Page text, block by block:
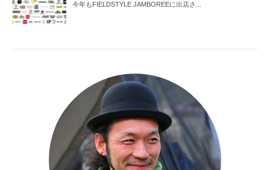
今年もFIELDSTYLE JAMBOREEに出店さ...